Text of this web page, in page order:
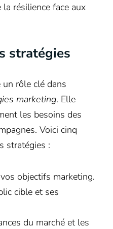
la résilience face aux
stratégies
un rôle clé dans
marketing. Elle
les besoins des
Voici cinq
stratégies :
objectifs marketing.
cible et ses
du marché et les